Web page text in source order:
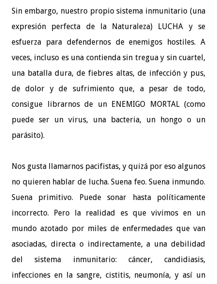
Sin embargo, nuestro propio sistema inmunitario (una
expresión perfecta de la Naturaleza) LUCHA y se
esfuerza para defendernos de enemigos hostiles. A
veces, incluso es una contienda sin tregua y sin cuartel,
una batalla dura, de fiebres altas, de infección y pus,
de dolor y de sufrimiento que, a pesar de todo,
consigue librarnos de un ENEMIGO MORTAL (como
puede ser un virus, una bacteria, un hongo o un
parásito).
Nos gusta llamarnos pacifistas, y quizá por eso algunos
no quieren hablar de lucha. Suena feo. Suena inmundo.
Suena primitivo. Puede sonar hasta políticamente
incorrecto. Pero la realidad es que vivimos en un
mundo azotado por miles de enfermedades que van
asociadas, directa o indirectamente, a una debilidad
del sistema inmunitario: cáncer, candidiasis,
infecciones en la sangre, cistitis, neumonía, y así un